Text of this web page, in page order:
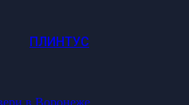
ПЛИНТУС
в Воронеже